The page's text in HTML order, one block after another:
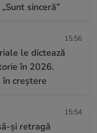
sinceră”
15:56
le dictează
în 2026.
creștere
15:54
și retragă